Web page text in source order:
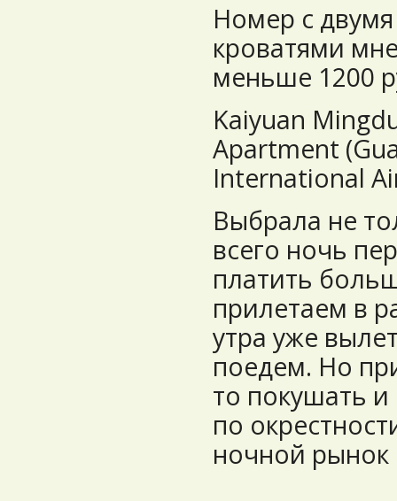
Номер с
кроватями
меньше 1200
Kaiyuan
Apartment
International
Выбрала не
всего ночь
платить
прилетаем в
утра уже
поедем. Но
то покушать
по
ночной рынок